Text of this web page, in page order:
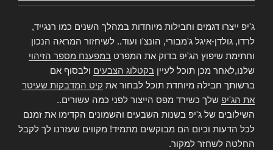
ג'יפ ייצרו דגמים וחבילות מיוחדות במהלך השנים כמו רנגייד,
לרדו, גולדן-איגל ג'מבורי, הונצ'ו ועוד.. לשיחזור המראה הנכון
וחתימת שיפוץ הג'יפ בדוק את המפרט במפענח מספר הזיהוי
שלנו,לאחר מכן תוכל לעיין בקטלוג הצבעים ולבסוף אם
ברשותך חבילה מיוחדת תוכל לבחור את קיט המדבקות שעיטר
את הג'יפ שלך כשירד מפס הייצור לפני כמה עשורים..
השילובים של ג'יפ בשנות השבעים והשמונים הקדימו את זמנם
לכל הדעות וכיום הם מבוקשים מתמיד! מקווים שעזרנו לך לקבל
החלטה לשחזר למקור.